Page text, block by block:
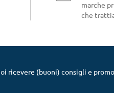
marche
che
ricevere (buoni) consigli e